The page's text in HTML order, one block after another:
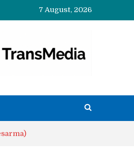
7 August, 2026